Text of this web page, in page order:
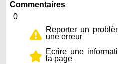
Commentaires
0
Reporter un
une erreur
Ecrire une
la page